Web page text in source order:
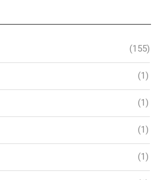
(155)
(1)
(1)
(1)
(1)